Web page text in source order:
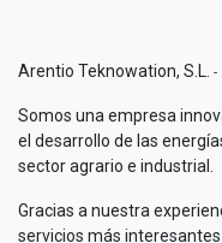
Arentio Teknowation, S.L. -
Somos una empresa
el desarrollo de las
sector agrario e industrial.
Gracias a nuestra
servicios más